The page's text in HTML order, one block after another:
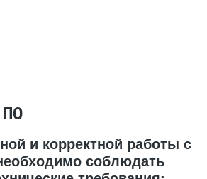
ПО
и корректной работы с
соблюдать